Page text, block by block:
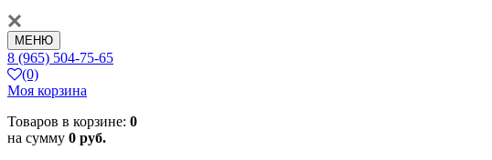
МЕНЮ
8 (965) 504-75-65
(0)
Моя корзина
Товаров в корзине: 0
на сумму 0 руб.